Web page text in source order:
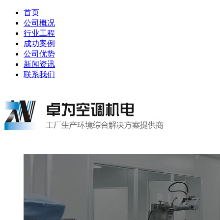
首页
公司概况
行业工程
成功案例
公司优势
新闻资讯
联系我们